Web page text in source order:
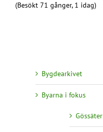
(Besökt 71 gånger, 1 idag)
Bygdearkivet
Byarna i fokus
Gössäter